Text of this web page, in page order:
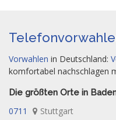
Vorwahlen in Deutschland:
komfortabel nachschlagen
Die größten Orte in
0711 Stuttgart